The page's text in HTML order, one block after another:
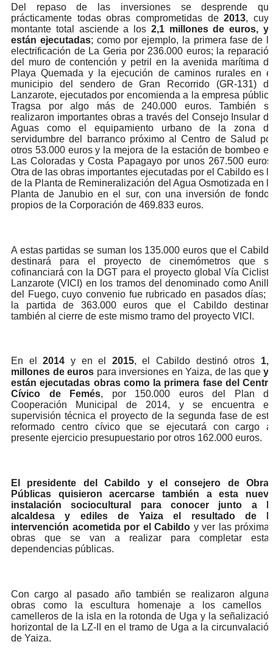
Del repaso de las inversiones se desprende
prácticamente todas obras comprometidas de2013,
montante total asciende a los 2,1 millones de euros,
están ejecutadas; como por ejemplo, la primera fase de
electrificación de La Geria por 236.000 euros; la
del muro de contención y petril en la avenida marítima
Playa Quemada y la ejecución de caminos rurales en
municipio del sendero de Gran Recorrido (GR-131)
Lanzarote, ejecutados por encomienda a la empresa
Tragsa por algo más de 240.000 euros. También
realizaron importantes obras a través del Consejo Insular
Aguas como el equipamiento urbano de la zona
servidumbre del barranco próximo al Centro de Salud
otros 53.000 euros y la mejora de la estación de bombeo
Las Coloradas y Costa Papagayo por unos 267.500
Otra de las obras importantes ejecutadas por el Cabildo es
de la Planta de Remineralización del Agua Osmotizada en
Planta de Janubio en el sur, con una inversión de
propios de la Corporación de 469.833 euros.
A estas partidas se suman los 135.000 euros que el
destinará para el proyecto de cinemómetros que
cofinanciará con la DGT para el proyecto global Vía
Lanzarote (VICI) en los tramos del denominado como
del Fuego, cuyo convenio fue rubricado en pasados días;
la partida de 363.000 euros que el Cabildo
también al cierre de este mismo tramo del proyecto VICI.
En el2014 y en el 2015, el Cabildo destinó otros
millones de euros para inversiones en Yaiza, de las que
están ejecutadas obras como la primera fase del
Cívico de Femés, por 150.000 euros del Plan
Cooperación Municipal de 2014, y se encuentra
supervisión técnica el proyecto de la segunda fase de
reformado centro cívico que se ejecutará con cargo
presente ejercicio presupuestario por otros 162.000 euros.
El presidente del Cabildo y el consejero de
Públicas quisieron acercarse también a esta
instalación sociocultural para conocer junto a
alcaldesa y ediles de Yaiza el resultado de
intervención acometida por el Cabildo y ver las
obras que se van a realizar para completar
dependencias públicas.
Con cargo al pasado año también se realizaron
obras como la escultura homenaje a los camellos
camelleros de la isla en la rotonda de Uga y la
horizontal de la LZ-II en el tramo de Uga a la
de Yaiza.